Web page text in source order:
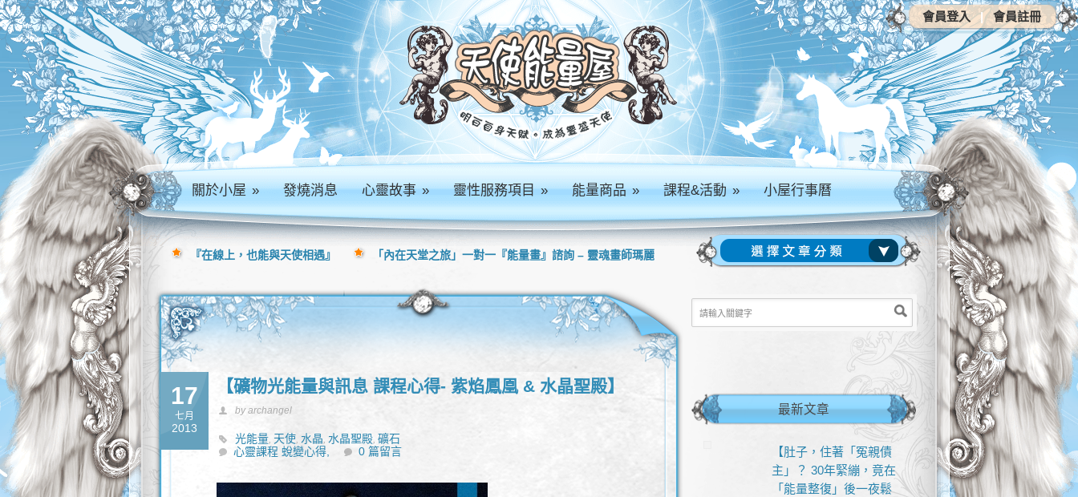
關於小屋» 發燒消息 心靈故事» 靈性服務項目» 能量商品» 課程&活動» 小屋行事曆
17
七月
2013
【礦物光能量與訊息 課程心得- 紫焰鳳凰 & 水晶聖殿】
by archangel
光能量, 天使, 水晶, 水晶聖殿, 礦石
心靈課程 蛻變心得,
0 篇留言
最新文章
【肚子，住著「冤親債
主」？ 30年緊繃，竟在
「能量整復」後一夜鬆
『在線上，也能與天使相遇』 「內在天堂之旅」一對一『能量畫』諮詢 – 靈魂畫師瑪麗
會員登入 | 會員註冊